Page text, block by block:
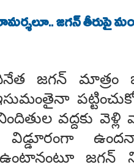
జగన్ తీరుపై
జగన్ మాత్రం
వద్దకు
జగన్